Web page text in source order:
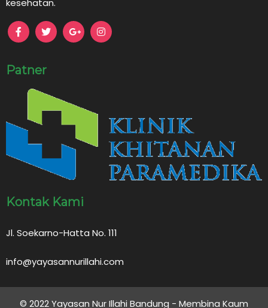
kesehatan.
Patner
Kontak Kami
Jl. Soekarno-Hatta No. 111
info@yayasannurillahi.com
© 2022 Yayasan Nur Illahi Bandung - Membina Kaum